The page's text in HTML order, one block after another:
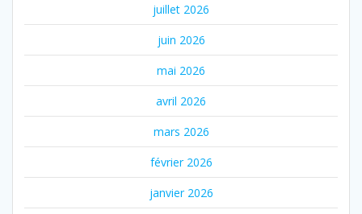
juillet 2026
juin 2026
mai 2026
avril 2026
mars 2026
février 2026
janvier 2026